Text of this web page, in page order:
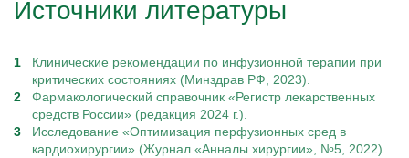
Источники литературы
Клинические рекомендации по инфузионной терапии при
критических состояниях (Минздрав РФ, 2023).
Фармакологический справочник «Регистр лекарственных
средств России» (редакция 2024 г.).
Исследование «Оптимизация перфузионных сред в
кардиохирургии» (Журнал «Анналы хирургии», №5, 2022).